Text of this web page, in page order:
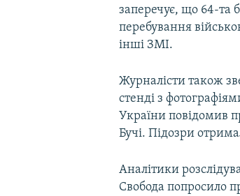
заперечує, що 64-та
перебування
інші ЗМІ.
Журналісти також
стенді з
України повідомив
Бучі. Підозри
Аналітики
Свобода попросило